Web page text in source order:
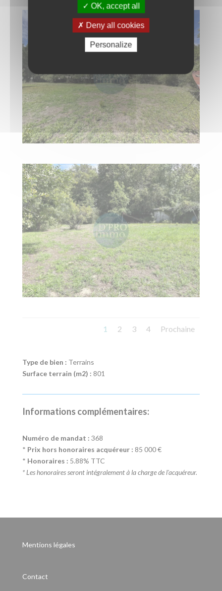
1 2 3 4 Prochaine
Type de bien : Terrains
Surface terrain (m2) : 801
Informations complémentaires:
Numéro de mandat : 368
* Prix hors honoraires acquéreur : 85 000 €
* Honoraires : 5.88% TTC
* Les honoraires seront intégralement à la charge de l'acquéreur.
Mentions légales
Contact
OK, accept all
Deny all cookies
Personalize